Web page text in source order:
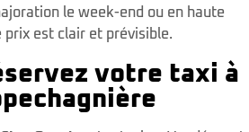
le week-end ou en haute
prix est clair et prévisible.
votre taxi à